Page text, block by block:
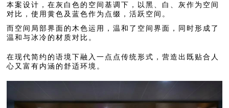
本案设计，在灰白色的空间基调下，以黑、白、灰作为空间
对比，使用黄色及蓝色作为点缀，活跃空间。
而空间局部界面的木色运用，温和了空间界面，同时形成了
温和与冰冷的材质对比。
在现代简约的语境下融入一点点传统形式，营造出既贴合人
心又富有内涵的舒适环境。